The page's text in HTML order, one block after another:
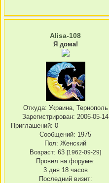
Alisa-108
Я дома!
Откуда: Украина, Тернополь
Зарегистрирован: 2006-05-14
Приглашений: 0
Сообщений: 1975
Пол: Женский
Возраст: 63 [1962-09-29]
Провел на форуме:
3 дня 18 часов
Последний визит: